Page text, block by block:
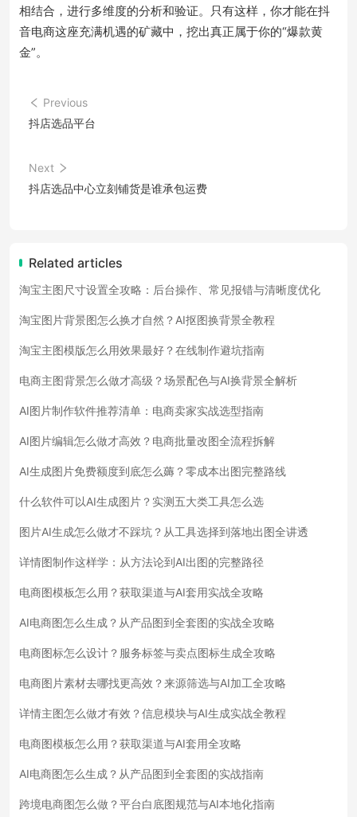
相结合，进行多维度的分析和验证。只有这样，你才能在抖
音电商这座充满机遇的矿藏中，挖出真正属于你的“爆款黄
金”。
Previous
抖店选品平台
Next
抖店选品中心立刻铺货是谁承包运费
Related articles
淘宝主图尺寸设置全攻略：后台操作、常见报错与清晰度优化
淘宝图片背景图怎么换才自然？AI抠图换背景全教程
淘宝主图模版怎么用效果最好？在线制作避坑指南
电商主图背景怎么做才高级？场景配色与AI换背景全解析
AI图片制作软件推荐清单：电商卖家实战选型指南
AI图片编辑怎么做才高效？电商批量改图全流程拆解
AI生成图片免费额度到底怎么薅？零成本出图完整路线
什么软件可以AI生成图片？实测五大类工具怎么选
图片AI生成怎么做才不踩坑？从工具选择到落地出图全讲透
详情图制作这样学：从方法论到AI出图的完整路径
电商图模板怎么用？获取渠道与AI套用实战全攻略
AI电商图怎么生成？从产品图到全套图的实战全攻略
电商图标怎么设计？服务标签与卖点图标生成全攻略
电商图片素材去哪找更高效？来源筛选与AI加工全攻略
详情主图怎么做才有效？信息模块与AI生成实战全教程
电商图模板怎么用？获取渠道与AI套用全攻略
AI电商图怎么生成？从产品图到全套图的实战指南
跨境电商图怎么做？平台白底图规范与AI本地化指南